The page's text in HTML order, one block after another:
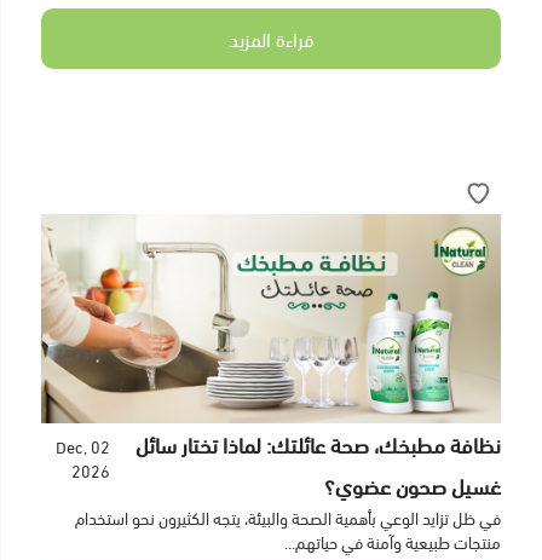
قراءة المزيد
نظافة مطبخك، صحة عائلتك: لماذا تختار سائل
غسيل صحون عضوي؟
02 Dec,
2026
في ظل تزايد الوعي بأهمية الصحة والبيئة، يتجه الكثيرون نحو استخدام
منتجات طبيعية وآمنة في حياتهم...